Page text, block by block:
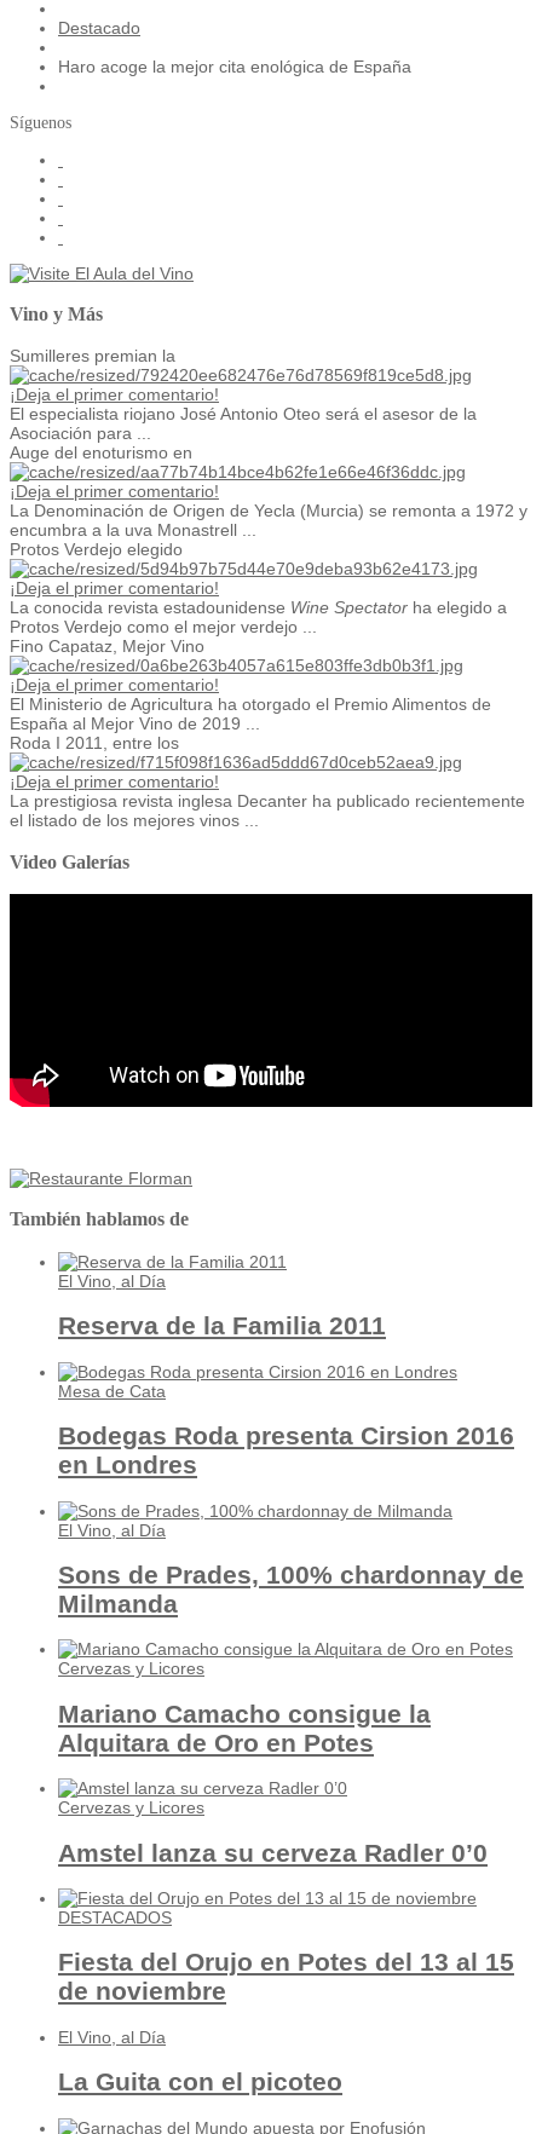
Destacado
Haro acoge la mejor cita enológica de España
Síguenos
Vino y Más
Sumilleres premian la
¡Deja el primer comentario!
El especialista riojano José Antonio Oteo será el asesor de la
Asociación para ...
Auge del enoturismo en
¡Deja el primer comentario!
La Denominación de Origen de Yecla (Murcia) se remonta a 1972 y
encumbra a la uva Monastrell ...
Protos Verdejo elegido
¡Deja el primer comentario!
La conocida revista estadounidense Wine Spectator ha elegido a
Protos Verdejo como el mejor verdejo ...
Fino Capataz, Mejor Vino
¡Deja el primer comentario!
El Ministerio de Agricultura ha otorgado el Premio Alimentos de
España al Mejor Vino de 2019 ...
Roda I 2011, entre los
¡Deja el primer comentario!
La prestigiosa revista inglesa Decanter ha publicado recientemente
el listado de los mejores vinos ...
Video Galerías
También hablamos de
El Vino, al Día
Reserva de la Familia 2011
Mesa de Cata
Bodegas Roda presenta Cirsion 2016
en Londres
El Vino, al Día
Sons de Prades, 100% chardonnay de
Milmanda
Cervezas y Licores
Mariano Camacho consigue la
Alquitara de Oro en Potes
Cervezas y Licores
Amstel lanza su cerveza Radler 0’0
DESTACADOS
Fiesta del Orujo en Potes del 13 al 15
de noviembre
El Vino, al Día
La Guita con el picoteo